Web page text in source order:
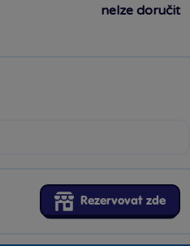
nelze doručit
Rezervovat zde